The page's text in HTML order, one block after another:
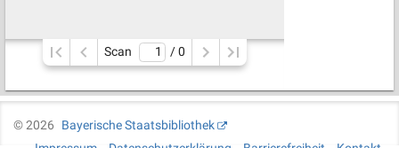
Scan / 0
©2026
Bayerische Staatsbibliothek